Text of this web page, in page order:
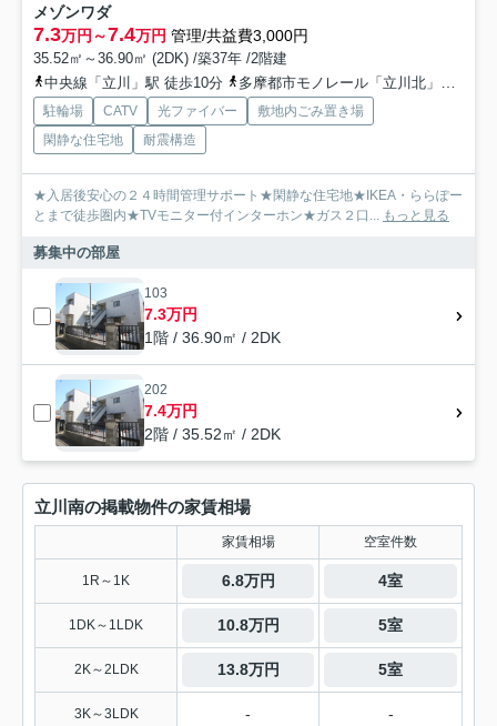
メゾンワダ
7.3万円～7.4万円 管理/共益費3,000円
35.52㎡～36.90㎡ (2DK) /築37年 /2階建
中央線「立川」駅 徒歩10分
多摩都市モノレール「立川北」駅 徒歩9分
駐輪場 CATV 光ファイバー
敷地内ごみ置き場
閑静な住宅地
耐震構造
★入居後安心の２４時間管理サポート★閑静な住宅地★IKEA・ららぽー
とまで徒歩圏内★TVモニター付インターホン★ガス２口... もっと見る
募集中の部屋
103
7.3万円
1階 / 36.90㎡ / 2DK
202
7.4万円
2階 / 35.52㎡ / 2DK
立川南の掲載物件の家賃相場
家賃相場 空室件数
1R～1K 6.8万円 4室
1DK～1LDK 10.8万円 5室
2K～2LDK 13.8万円 5室
3K～3LDK - -